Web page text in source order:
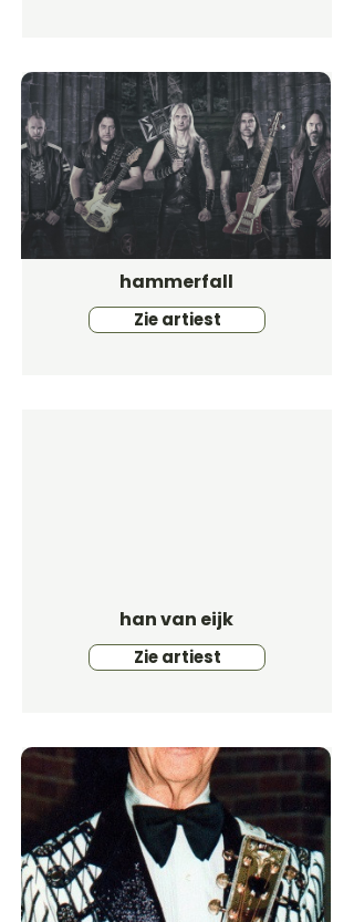
hammerfall
Zie artiest
han van eijk
Zie artiest